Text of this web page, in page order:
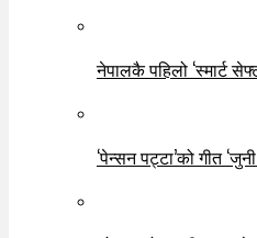
नेपालकै पहिलो ‘स्मार्ट
‘पेन्सन पट्टा’को गीत